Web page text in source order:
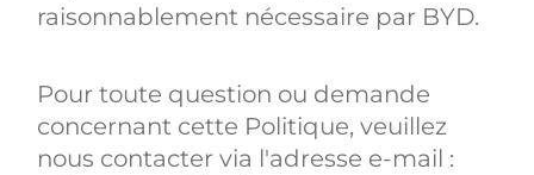
raisonnablement nécessaire par BYD.
Pour toute question ou demande
concernant cette Politique, veuillez
nous contacter via l'adresse e-mail :